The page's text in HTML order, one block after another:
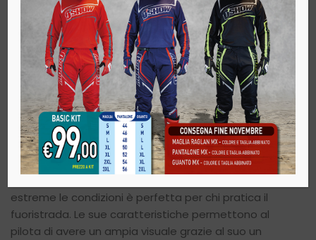
VISION HAWAII Limited Edition
50.00
prezzo iva esclusa
la maschera VISION studiata per proteggere la tua
estreme le condizioni è perfetta per chi pratica il
fuoristrada. Le sue caratteristiche permettono al
pilota di avere un ampia visuale grazie al suo un